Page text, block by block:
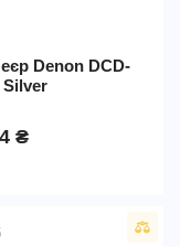
Denon DCD-
Silver
₴